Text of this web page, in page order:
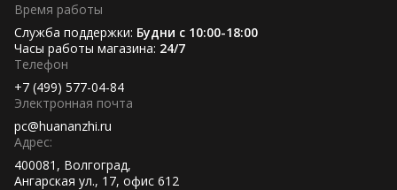
Время работы
Служба поддержки: Будни с 10:00-18:00
Часы работы магазина: 24/7
Телефон
+7 (499) 577-04-84
Электронная почта
pc@huananzhi.ru
Адрес:
400081, Волгоград,
Ангарская ул., 17, офис 612